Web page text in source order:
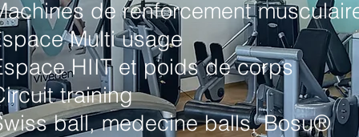
de renforcement
space Multi usage
HIIT et poids de corps
training
ball, medecine balls, Bosu®